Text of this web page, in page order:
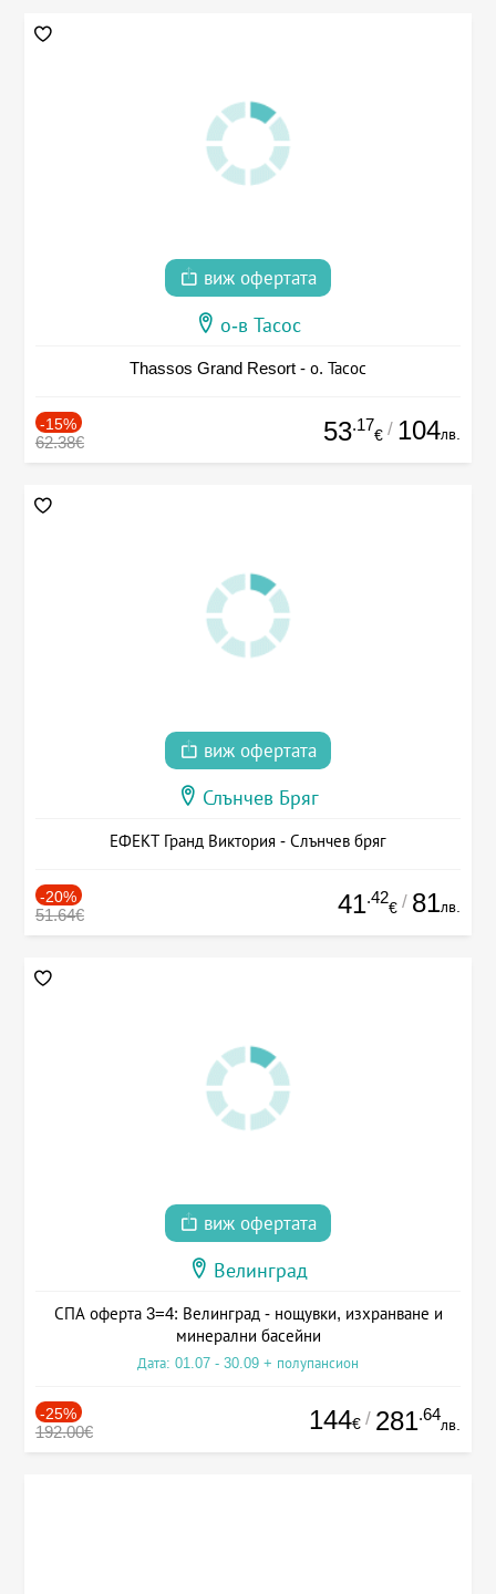
виж офертата
о-в Тасос
Thassos Grand Resort - о. Тасос
-15%
62.38€ 53.17
€ / 104лв.
виж офертата
Слънчев Бряг
ЕФЕКТ Гранд Виктория - Слънчев бряг
-20%
51.64€ 41.42
€ / 81лв.
виж офертата
Велинград
СПА оферта 3=4: Велинград - нощувки, изхранване и
минерални басейни
Дата: 01.07 - 30.09 + полупансион
-25%
192.00€ 144€ / 281.64
лв.